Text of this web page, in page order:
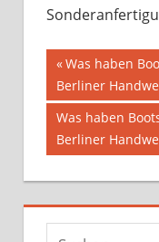
Vorheriger
Beitrag:
Was haben
Berliner
Nächster
Beitrag:
Was haben
Berliner